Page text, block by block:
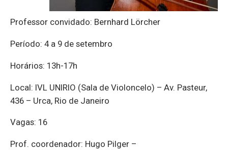
Professor convidado: Bernhard Lörcher
Período: 4 a 9 de setembro
Horários: 13h-17h
Local: IVL UNIRIO (Sala de Violoncelo) – Av. Pasteur,
436 – Urca, Rio de Janeiro
Vagas: 16
Prof. coordenador: Hugo Pilger –